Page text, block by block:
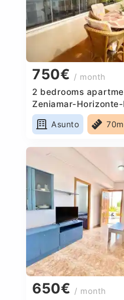
750€ / month
2 bedrooms
Zeniamar-
Spain
Asunto
650€ / month